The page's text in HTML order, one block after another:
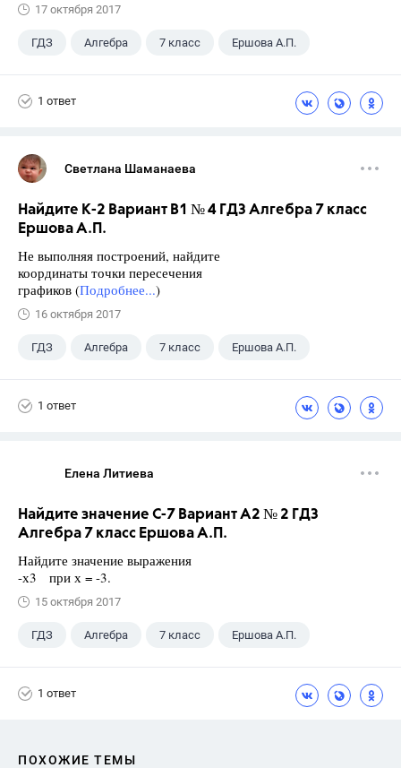
17 октября 2017
ГДЗ Алгебра 7 класс Ершова А.П.
1 ответ
Светлана Шаманаева
Найдите К-2 Вариант В1 № 4 ГДЗ Алгебра 7 класс
Ершова А.П.
Не выполняя построений, найдите
координаты точки пересечения
графиков (Подробнее...)
16 октября 2017
ГДЗ Алгебра 7 класс Ершова А.П.
1 ответ
Елена Литиева
Найдите значение С-7 Вариант А2 № 2 ГДЗ
Алгебра 7 класс Ершова А.П.
Найдите значение выражения
-х3 при х = -3.
15 октября 2017
ГДЗ Алгебра 7 класс Ершова А.П.
1 ответ
ПОХОЖИЕ ТЕМЫ